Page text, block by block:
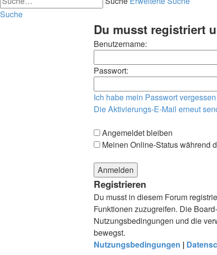
Suche
Du musst registriert
Benutzername:
Passwort:
Ich habe mein Passwort vergessen
Die Aktivierungs-E-Mail erneut
Angemeldet bleiben
Meinen Online-Status während
Registrieren
Du musst in diesem Forum
Funktionen zuzugreifen. Die
Nutzungsbedingungen und die
bewegst.
Nutzungsbedingungen |